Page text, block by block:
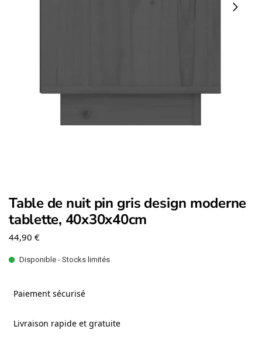
Table de nuit pin gris design moderne
tablette, 40x30x40cm
44,90 €
Disponible - Stocks limités
Paiement sécurisé
Livraison rapide et gratuite